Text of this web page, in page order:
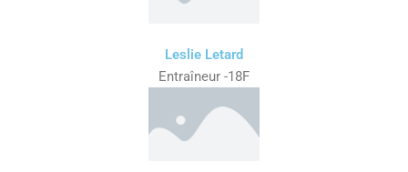
Leslie Letard
Entraîneur -18F